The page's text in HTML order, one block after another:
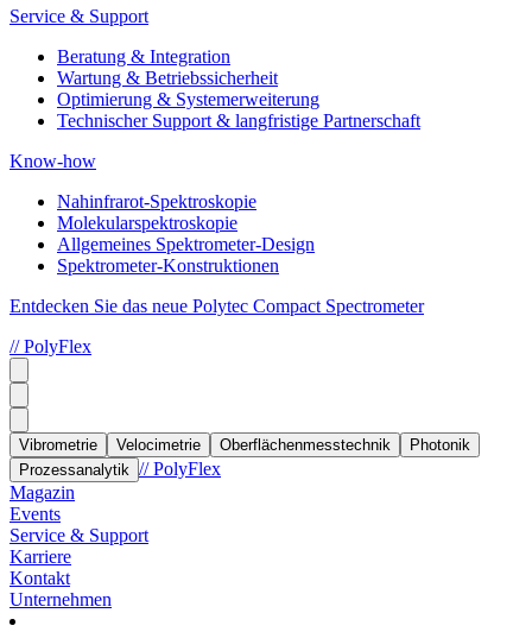
Service & Support
Beratung & Integration
Wartung & Betriebssicherheit
Optimierung & Systemerweiterung
Technischer Support & langfristige Partnerschaft
Know-how
Nahinfrarot-Spektroskopie
Molekularspektroskopie
Allgemeines Spektrometer-Design
Spektrometer-Konstruktionen
Entdecken Sie das neue Polytec Compact Spectrometer
// PolyFlex
Vibrometrie Velocimetrie Oberflächenmesstechnik
Photonik
Prozessanalytik // PolyFlex
Magazin
Events
Service & Support
Karriere
Kontakt
Unternehmen